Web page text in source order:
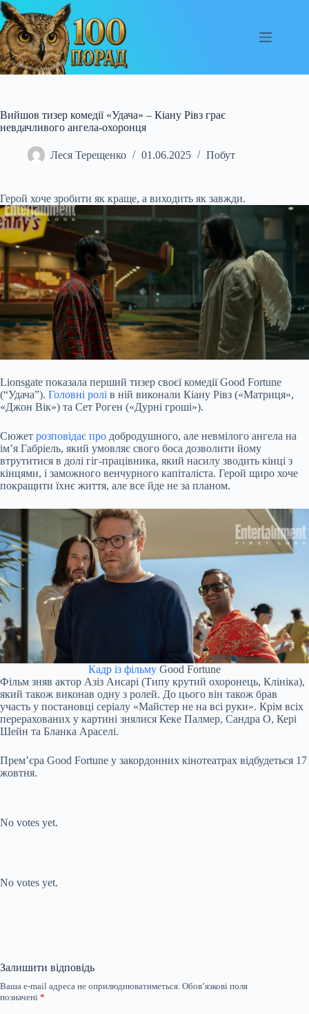
Перейти
до
вмісту
Вийшов тизер комедії «Удача» – Кіану Рівз грає
невдачливого ангела-охоронця
Леся Терещенко 01.06.2025 Побут
Герой хоче зробити як краще, а виходить як завжди.
Lionsgate показала перший тизер своєї комедії Good Fortune
(“Удача”). Головні ролі в ній виконали Кіану Рівз («Матриця»,
«Джон Вік») та Сет Роген («Дурні гроші»).
Сюжет розповідає про добродушного, але невмілого ангела на
ім’я Габріель, який умовляє свого боса дозволити йому
втрутитися в долі гіг-працівника, який насилу зводить кінці з
кінцями, і заможного венчурного капіталіста. Герой щиро хоче
покращити їхнє життя, але все йде не за планом.
Кадр із фільму Good Fortune
Фільм зняв актор Азіз Ансарі (Типу крутий охоронець, Клініка),
який також виконав одну з ролей. До цього він також брав
участь у постановці серіалу «Майстер не на всі руки». Крім всіх
перерахованих у картині знялися Кеке Палмер, Сандра О, Кері
Шейн та Бланка Араселі.
Прем’єра Good Fortune у закордонних кінотеатрах відбудеться 17
жовтня.
No votes yet.
No votes yet.
Залишити відповідь
Ваша e-mail адреса не оприлюднюватиметься. Обов’язкові поля
позначені *